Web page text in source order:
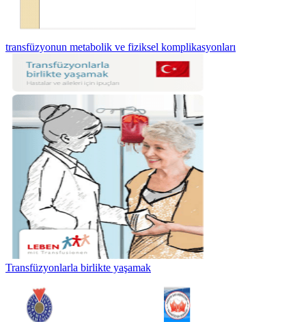
transfüzyonun metabolik ve fiziksel komplikasyonları
Transfüzyonlarla birlikte yaşamak